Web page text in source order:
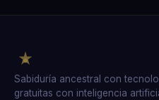
Sabiduría ancestral con
gratuitas con inteligencia